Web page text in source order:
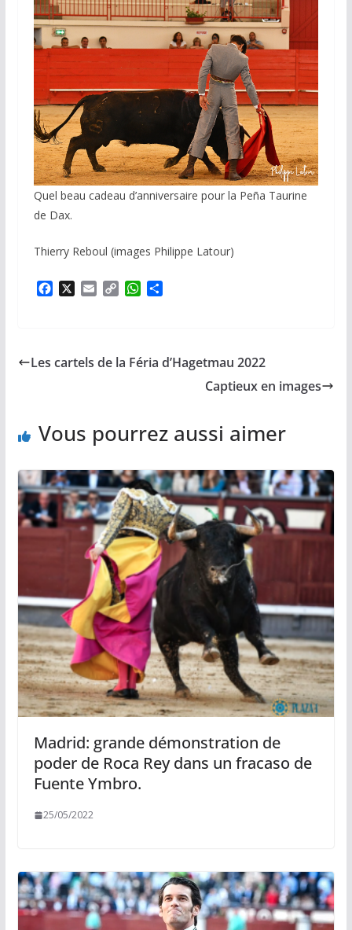
Quel beau cadeau d’anniversaire pour la Peña Taurine
de Dax.
Thierry Reboul (images Philippe Latour)
o
i
W
A
g
Les cartels de la Féria d’Hagetmau 2022
Captieux en images
Vous pourrez aussi aimer
Madrid: grande démonstration de
poder de Roca Rey dans un fracaso de
Fuente Ymbro.
25/05/2022